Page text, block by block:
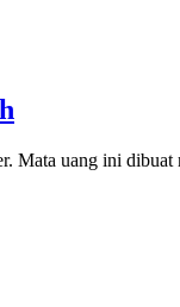
Mata uang ini